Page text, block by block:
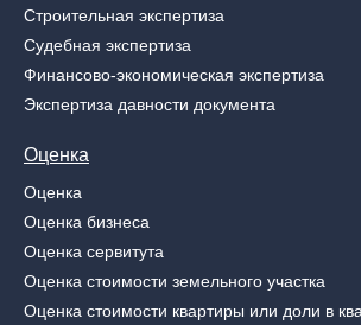
Строительная экспертиза
Судебная экспертиза
Финансово-экономическая экспертиза
Экспертиза давности документа
Оценка
Оценка
Оценка бизнеса
Оценка сервитута
Оценка стоимости земельного участка
Оценка стоимости квартиры или доли в